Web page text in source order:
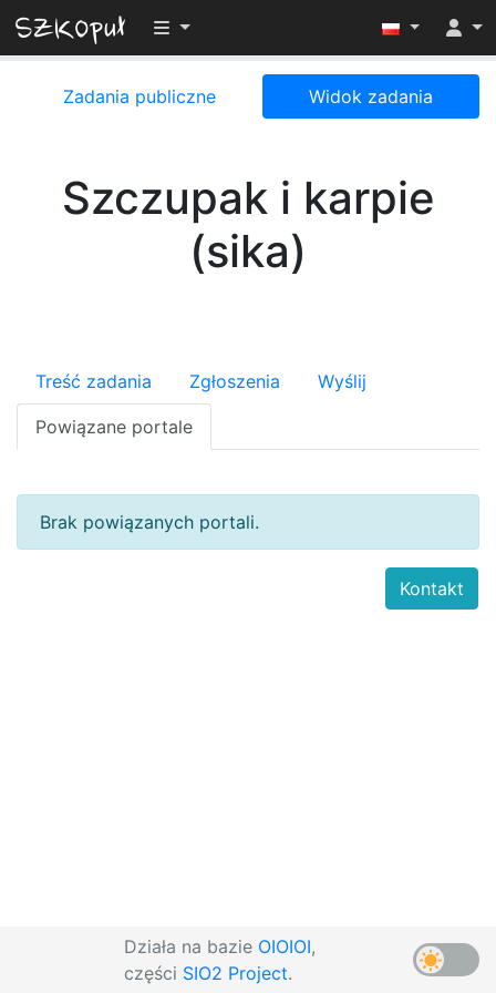
Przełącz widoczność menu
Zadania publiczne Widok zadania
Szczupak i karpie
(sika)
Treść zadania Zgłoszenia Wyślij
Powiązane portale
Brak powiązanych portali.
Działa na bazie OIOIOI,
części SIO2 Project.
Kontakt